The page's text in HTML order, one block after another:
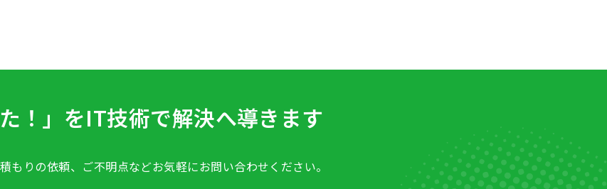
た！」をIT技術で解決へ導きます
もりの依頼、ご不明点などお気軽にお問い合わせください。